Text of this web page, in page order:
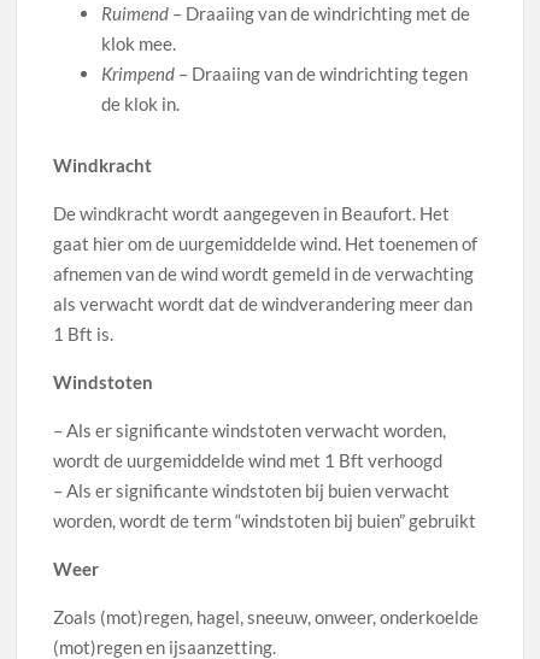
Ruimend – Draaiing van de windrichting met de
klok mee.
Krimpend – Draaiing van de windrichting tegen
de klok in.
Windkracht
De windkracht wordt aangegeven in Beaufort. Het
gaat hier om de uurgemiddelde wind. Het toenemen of
afnemen van de wind wordt gemeld in de verwachting
als verwacht wordt dat de windverandering meer dan
1 Bft is.
Windstoten
– Als er significante windstoten verwacht worden,
wordt de uurgemiddelde wind met 1 Bft verhoogd
– Als er significante windstoten bij buien verwacht
worden, wordt de term “windstoten bij buien” gebruikt
Weer
Zoals (mot)regen, hagel, sneeuw, onweer, onderkoelde
(mot)regen en ijsaanzetting.